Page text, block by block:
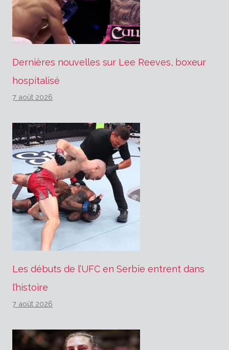
Dernières nouvelles sur Lee Reeves, boxeur
hospitalisé
7 août 2026
Les débuts de l’UFC en Serbie entrent dans
l’histoire
7 août 2026